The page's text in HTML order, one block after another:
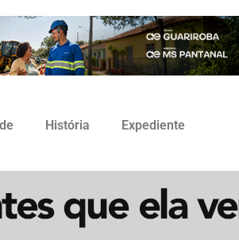
História Expediente